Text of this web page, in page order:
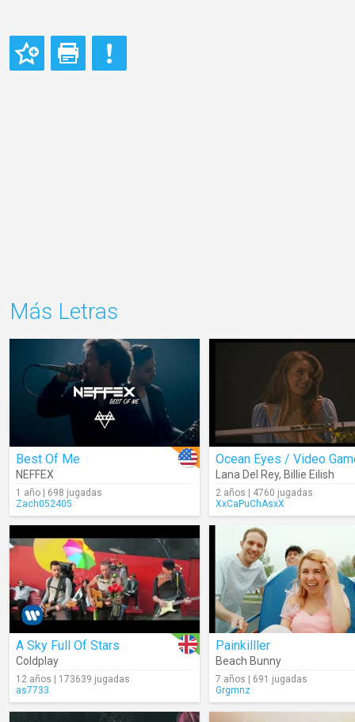
Más Letras
Best Of Me
NEFFEX
1 año | 698 jugadas
Zach052405
Lana Del Rey, Billie Eilish
2 años | 4760 jugadas
XxCaPuChAsxX
A Sky Full Of Stars
Coldplay
12 años | 173639 jugadas
as7733
Painkilller
Beach Bunny
7 años | 691 jugadas
Grgmnz